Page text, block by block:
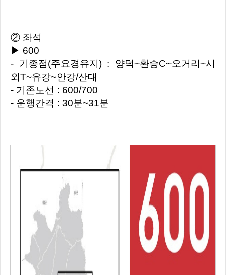
② 좌석
▶ 600
- 기종점(주요경유지) : 양덕~환승C~오거리~시
외T~유강~안강/산대
- 기존노선 : 600/700
- 운행간격 : 30분~31분